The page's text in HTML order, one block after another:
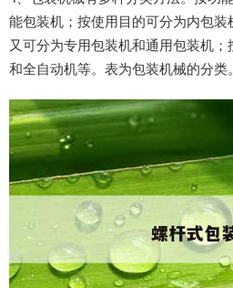
能包装机；按使用目的可分为内包
又可分为专用包装机和通用包装机
和全自动机等。表为包装机械的分类。